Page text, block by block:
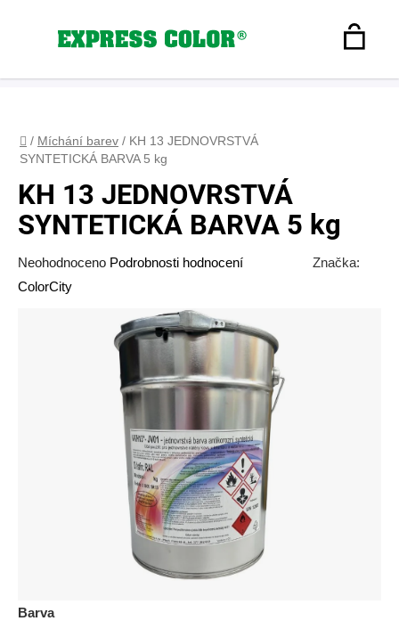
Hledat
Domů
/ Míchání barev / KH 13 JEDNOVRSTVÁ
SYNTETICKÁ BARVA 5 kg
Barva
KH 13 JEDNOVRSTVÁ
SYNTETICKÁ BARVA 5 kg
Průměrné
hodnocení
Neohodnoceno Podrobnosti hodnocení
Značka:
ColorCity